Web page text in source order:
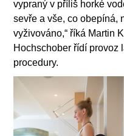
vypraný v příliš horké
sevře a vše, co obepíná,
vyživováno,“ říká Martin
Hochschober řídí provoz
procedury.